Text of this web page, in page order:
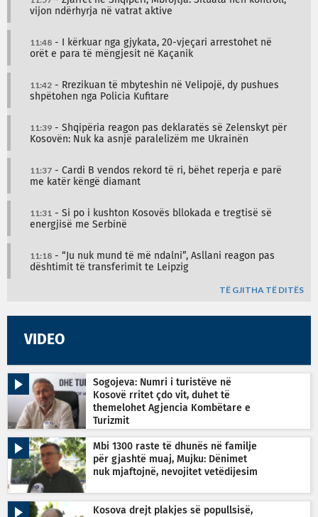
vijon ndërhyrja në vatrat aktive
11:48 - I kërkuar nga gjykata, 20-vjeçari arrestohet në
orët e para të mëngjesit në Kaçanik
11:42 - Rrezikuan të mbyteshin në Velipojë, dy pushues
shpëtohen nga Policia Kufitare
11:39 - Shqipëria reagon pas deklaratës së Zelenskyt për
Kosovën: Nuk ka asnjë paralelizëm me Ukrainën
11:37 - Cardi B vendos rekord të ri, bëhet reperja e parë
me katër këngë diamant
11:31 - Si po i kushton Kosovës bllokada e tregtisë së
energjisë me Serbinë
11:18 - “Ju nuk mund të më ndalni”, Asllani reagon pas
dështimit të transferimit te Leipzig
TË GJITHA TË DITËS
VIDEO
Sogojeva: Numri i turistëve në
Kosovë rritet çdo vit, duhet të
themelohet Agjencia Kombëtare e
Turizmit
Mbi 1300 raste të dhunës në familje
për gjashtë muaj, Mujku: Dënimet
nuk mjaftojnë, nevojitet vetëdijesim
Kosova drejt plakjes së popullsisë,